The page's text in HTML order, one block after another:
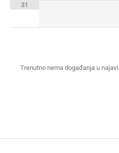
31
Trenutno nema događanja u najavi